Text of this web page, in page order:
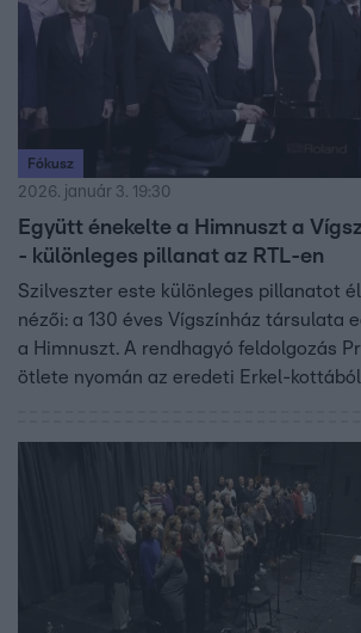
Fókusz
2026. január 3. 19:30
Együtt énekelte a Himnuszt a
- különleges pillanat az RTL-en
Szilveszter este különleges pillanatot
nézői: a 130 éves Vígszínház társulata
a Himnuszt. A rendhagyó feldolgozás
ötlete nyomán az eredeti Erkel-